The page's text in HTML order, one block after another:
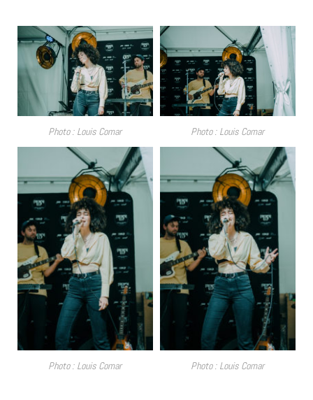
Photo : Louis Comar Photo : Louis Comar
Photo : Louis Comar Photo : Louis Comar